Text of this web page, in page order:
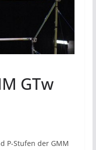
GTw
P-Stufen der GMM